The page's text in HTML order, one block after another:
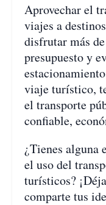
Aprovechar el
viajes a
disfrutar más
presupuesto y
viaje turístico,
el transporte
confiable,
¿Tienes alguna
el uso del
turísticos?
comparte tus